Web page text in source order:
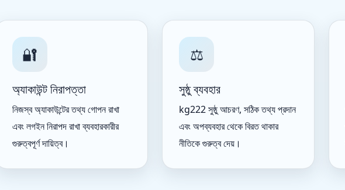
🔐
অ্যাকাউন্ট নিরাপত্তা
নিজস্ব অ্যাকাউন্টের তথ্য গোপন রাখা
এবং লগইন নিরাপদ রাখা ব্যবহারকারীর
গুরুত্বপূর্ণ দায়িত্ব।
⚖️
সুষ্ঠু ব্যবহার
kg222 সুষ্ঠু আচরণ, সঠিক তথ্য প্রদান
এবং অপব্যবহার থেকে বিরত থাকার
নীতিকে গুরুত্ব দেয়।